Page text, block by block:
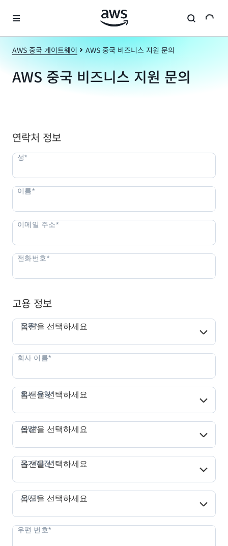
AWS 중국 게이트웨이 AWS 중국 비즈니스 지원 문의
AWS 중국 비즈니스 지원 문의
연락처 정보
고용 정보
직무*
옵션을 선택하세요
회사 유형*
옵션을 선택하세요
산업*
옵션을 선택하세요
국가/리전*
옵션을 선택하세요
시/도*
옵션을 선택하세요